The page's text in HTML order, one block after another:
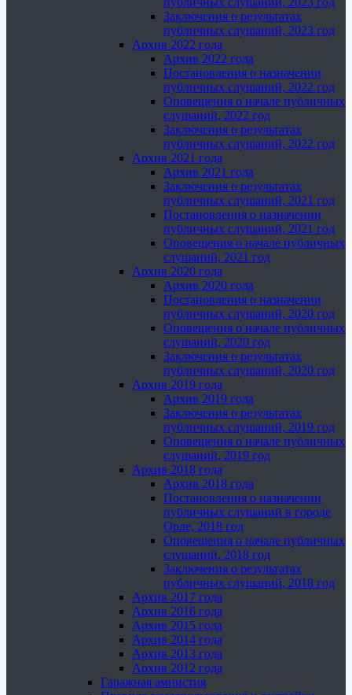
Заключения о результатах
публичных слушаний, 2023 год
Архив 2022 года
Архив 2022 года
Постановления о назначении
публичных слушаний, 2022 год
Оповещения о начале публичных
слушаний, 2022 год
Заключения о результатах
публичных слушаний, 2022 год
Архив 2021 года
Архив 2021 года
Заключения о результатах
публичных слушаний, 2021 год
Постановления о назначении
публичных слушаний, 2021 год
Оповещения о начале публичных
слушаний, 2021 год
Архив 2020 года
Архив 2020 года
Постановления о назначении
публичных слушаний, 2020 год
Оповещения о начале публичных
слушаний, 2020 год
Заключения о результатах
публичных слушаний, 2020 год
Архив 2019 года
Архив 2019 года
Заключения о результатах
публичных слушаний, 2019 год
Оповещения о начале публичных
слушаний, 2019 год
Архив 2018 года
Архив 2018 года
Постановления о назначении
публичных слушаний в городе
Орле, 2018 год
Оповещения о начале публичных
слушаний, 2018 год
Заключения о результатах
публичных слушаний, 2018 год
Архив 2017 года
Архив 2016 года
Архив 2015 года
Архив 2014 года
Архив 2013 года
Архив 2012 года
Гаражная амнистия